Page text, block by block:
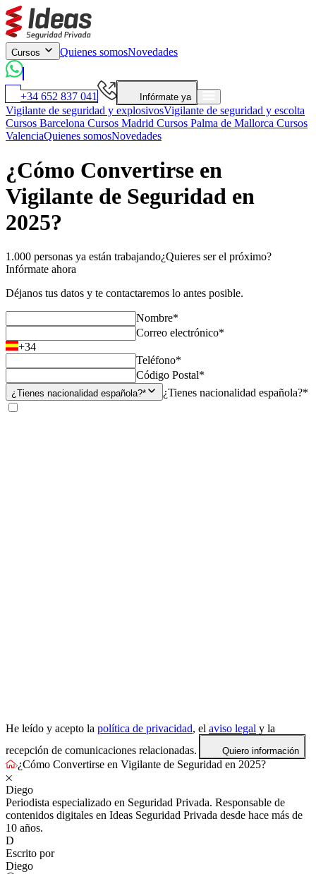
Cursos Quienes somosNovedades
+34 652 837 041 Infórmate ya
Vigilante de seguridad y explosivosVigilante de seguridad y escolta
Cursos Barcelona Cursos Madrid Cursos Palma de Mallorca Cursos
ValenciaQuienes somosNovedades
¿Cómo Convertirse en
Vigilante de Seguridad en
2025?
1.000 personas ya están trabajando¿Quieres ser el próximo?
Infórmate ahora
Déjanos tus datos y te contactaremos lo antes posible.
Nombre*
Correo electrónico*
+34
Teléfono*
Código Postal*
¿Tienes nacionalidad española?* ¿Tienes nacionalidad española?*
He leído y acepto la política de privacidad, el aviso legal y la
recepción de comunicaciones relacionadas.
Quiero información
¿Cómo Convertirse en Vigilante de Seguridad en 2025?
Diego
Periodista especializado en Seguridad Privada. Responsable de
contenidos digitales en Ideas Seguridad Privada desde hace más de
10 años.
D
Escrito por
Diego